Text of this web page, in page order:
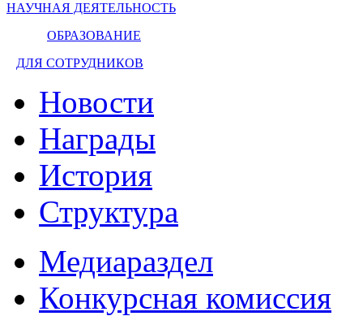
НАУЧНАЯ ДЕЯТЕЛЬНОСТЬ
ОБРАЗОВАНИЕ
ДЛЯ СОТРУДНИКОВ
Новости
Награды
История
Структура
Медиараздел
Конкурсная комиссия